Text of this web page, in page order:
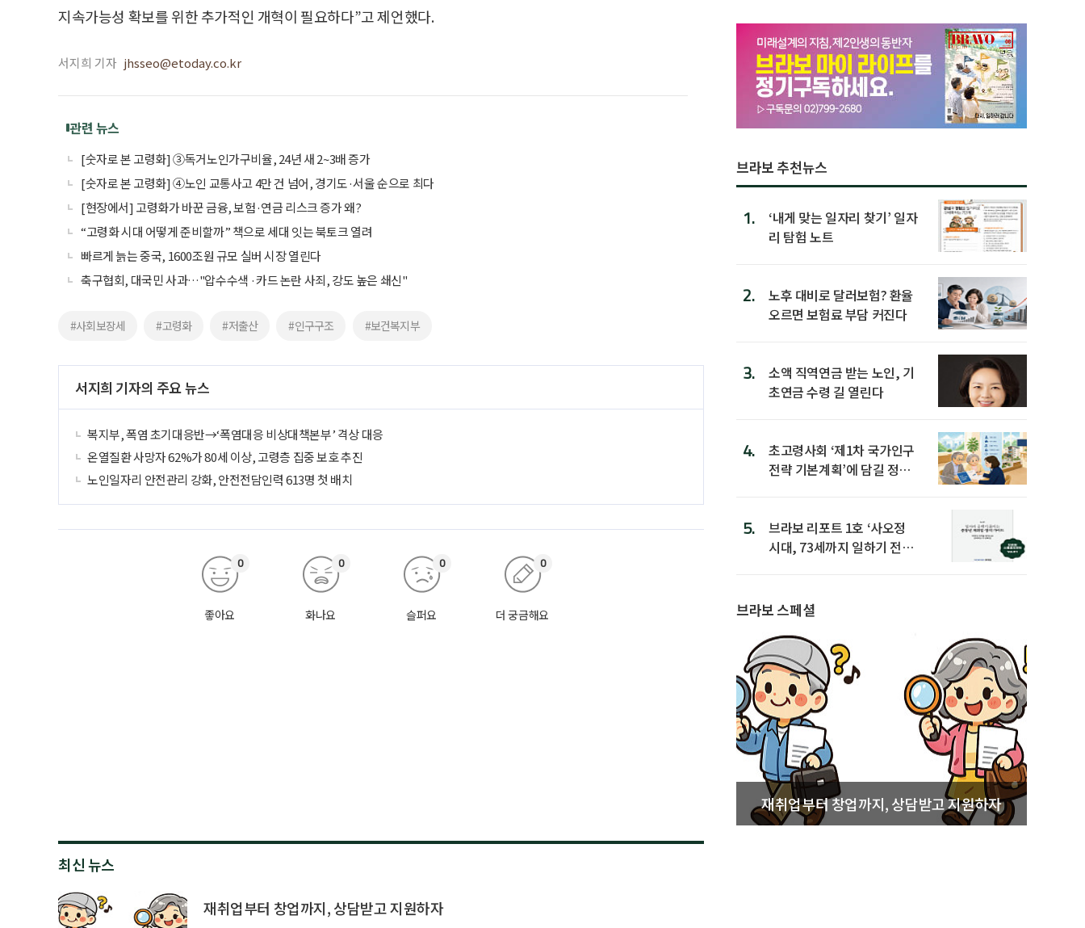
지속가능성 확보를 위한 추가적인 개혁이 필요하다”고 제언했다.
서지희 기자 jhsseo@etoday.co.kr
관련 뉴스
[숫자로 본 고령화] ③독거노인가구비율, 24년 새 2~3배 증가
[숫자로 본 고령화] ④노인 교통사고 4만 건 넘어, 경기도·서울 순으로 최다
[현장에서] 고령화가 바꾼 금융, 보험·연금 리스크 증가 왜?
“고령화 시대 어떻게 준비할까” 책으로 세대 잇는 북토크 열려
빠르게 늙는 중국, 1600조원 규모 실버 시장 열린다
축구협회, 대국민 사과…"압수수색 ·카드 논란 사죄, 강도 높은 쇄신"
#사회보장세 #고령화 #저출산 #인구구조 #보건복지부
서지희 기자의 주요 뉴스
복지부, 폭염 초기대응반→‘폭염대응 비상대책본부’ 격상 대응
온열질환 사망자 62%가 80세 이상, 고령층 집중 보호 추진
노인일자리 안전관리 강화, 안전전담인력 613명 첫 배치
좋아요
0
화나요
0
슬퍼요
0
더 궁금해요
0
최신 뉴스
재취업부터 창업까지, 상담받고 지원하자
브라보 추천뉴스
1.
‘내게 맞는 일자리 찾기’ 일자
리 탐험 노트
2.
노후 대비로 달러보험? 환율
오르면 보험료 부담 커진다
3.
소액 직역연금 받는 노인, 기
초연금 수령 길 열린다
4.
초고령사회 ‘제1차 국가인구
전략 기본계획’에 담길 정책
5.
브라보 리포트 1호 ‘사오정
시대, 73세까지 일하기 전략’
브라보 스페셜
재취업부터 창업까지, 상담받고 지원하자